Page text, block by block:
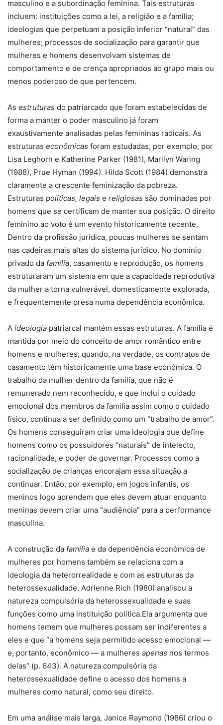
masculino e a subordinação feminina. Tais estruturas
incluem: instituições como a lei, a religião e a família;
ideologias que perpetuam a posição inferior “natural” das
mulheres; processos de socialização para garantir que
mulheres e homens desenvolvam sistemas de
comportamento e de crença apropriados ao grupo mais ou
menos poderoso de que pertencem.
As estruturas do patriarcado que foram estabelecidas de
forma a manter o poder masculino já foram
exaustivamente analisadas pelas femininas radicais. As
estruturas econômicas foram estudadas, por exemplo, por
Lisa Leghorn e Katherine Parker (1981), Marilyn Waring
(1988), Prue Hyman (1994). Hilda Scott (1984) demonstra
claramente a crescente feminização da pobreza.
Estruturas políticas, legais e religiosas são dominadas por
homens que se certificam de manter sua posição. O direito
feminino ao voto é um evento historicamente recente.
Dentro da profissão jurídica, poucas mulheres se sentam
nas cadeiras mais altas do sistema jurídico. No domínio
privado da família, casamento e reprodução, os homens
estruturaram um sistema em que a capacidade reprodutiva
da mulher a torna vulnerável, domesticamente explorada,
e frequentemente presa numa dependência econômica.
A ideologia patriarcal mantém essas estruturas. A família é
mantida por meio do conceito de amor romântico entre
homens e mulheres, quando, na verdade, os contratos de
casamento têm historicamente uma base econômica. O
trabalho da mulher dentro da família, que não é
remunerado nem reconhecido, e que inclui o cuidado
emocional dos membros da família assim como o cuidado
físico, continua a ser definido como um “trabalho de amor”.
Os homens conseguiram criar uma ideologia que define
homens como os possuidores “naturais” de intelecto,
racionalidade, e poder de governar. Processos como a
socialização de crianças encorajam essa situação a
continuar. Então, por exemplo, em jogos infantis, os
meninos logo aprendem que eles devem atuar enquanto
meninas devem criar uma “audiência” para a performance
masculina.
A construção da família e da dependência econômica de
mulheres por homens também se relaciona com a
ideologia da heterorrealidade e com as estruturas da
heterossexualidade. Adrienne Rich (1980) analisou a
natureza compulsória da heterossexualidade e suas
funções como uma instituição política.Ela argumenta que
homens temem que mulheres possam ser indiferentes a
eles e que “a homens seja permitido acesso emocional —
e, portanto, econômico — a mulheres apenas nos termos
delas” (p. 643). A natureza compulsória da
heterossexualidade define o acesso dos homens a
mulheres como natural, como seu direito.
Em uma análise mais larga, Janice Raymond (1986) criou o